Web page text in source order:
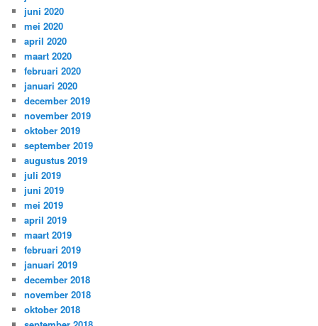
juni 2020
mei 2020
april 2020
maart 2020
februari 2020
januari 2020
december 2019
november 2019
oktober 2019
september 2019
augustus 2019
juli 2019
juni 2019
mei 2019
april 2019
maart 2019
februari 2019
januari 2019
december 2018
november 2018
oktober 2018